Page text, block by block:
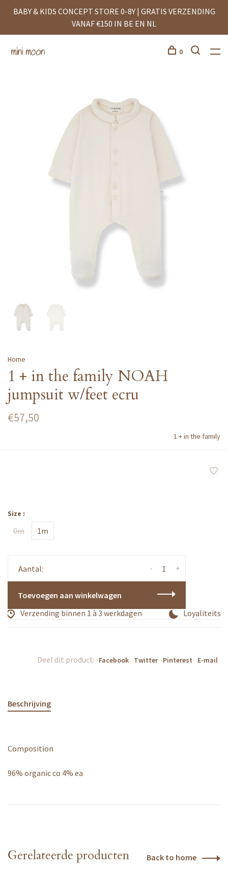
BABY & KIDS CONCEPT STORE 0-8Y | GRATIS VERZENDING
VANAF €150 IN BE EN NL
0
Home
1 + in the family NOAH
jumpsuit w/feet ecru
€57,50
1 + in the family
Size :
0m 1m
Aantal: +
-
Toevoegen aan winkelwagen
Verzending binnen 1 à 3 werkdagen
Deel dit product: Facebook Twitter Pinterest E-mail
Beschrijving
Composition
96% organic co 4% ea
Gerelateerde producten Back to home